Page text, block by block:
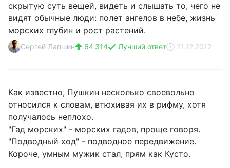
скрытую суть вещей, видеть и слышать то, чего не
видят обычные люди: полет ангелов в небе, жизнь
морских глубин и рост растений.
Сергей Лапшин 64 314 Лучший ответ 21.12.2012
Как известно, Пушкин несколько своевольно
относился к словам, втюхивая их в рифму, хотя
получалось неплохо.
"Гад морских" - морских гадов, проще говоря.
"Подводный ход" - подводное передвижение.
Короче, умным мужик стал, прям как Кусто.